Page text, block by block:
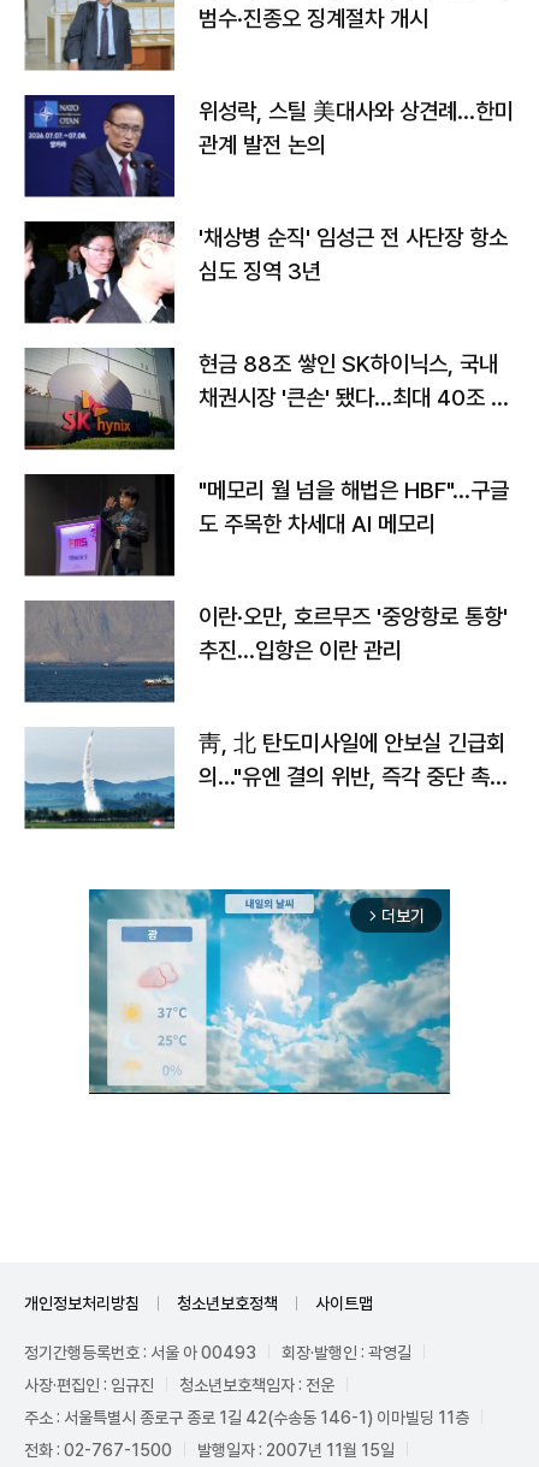
범수·진종오 징계절차 개시
위성락, 스틸 美대사와 상견례…한미
관계 발전 논의
'채상병 순직' 임성근 전 사단장 항소
심도 징역 3년
현금 88조 쌓인 SK하이닉스, 국내
채권시장 '큰손' 됐다…최대 40조 투
"메모리 월 넘을 해법은 HBF"…구글
도 주목한 차세대 AI 메모리
이란·오만, 호르무즈 '중앙항로 통항'
추진…입항은 이란 관리
靑, 北 탄도미사일에 안보실 긴급회
의…"유엔 결의 위반, 즉각 중단 촉
arrow_forward_ios 더보기
개인정보처리방침 청소년보호정책 사이트맵
정기간행등록번호 : 서울 아 00493
회장·발행인 : 곽영길
사장·편집인 : 임규진
청소년보호책임자 : 전운
주소 : 서울특별시 종로구 종로 1길 42(수송동 146-1) 이마빌딩 11층
전화 : 02-767-1500
발행일자 : 2007년 11월 15일